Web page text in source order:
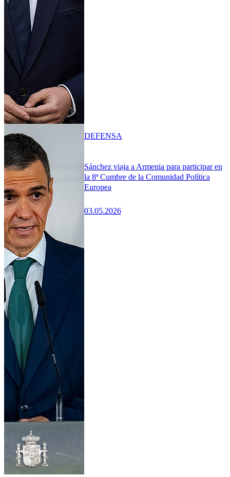
Sánchez viaja a Armenia para participar en
la 8ª Cumbre de la Comunidad Política
Europea
03.05.2026
DEFENSA